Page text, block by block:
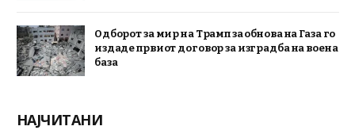
Одборот за мир на Трамп за обнова на Газа го
издаде првиот договор за изградба на воена
база
НАЈЧИТАНИ